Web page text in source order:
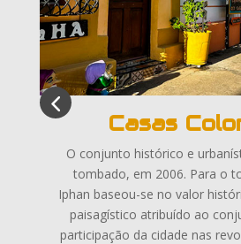
Casas
O conjunto histórico e
tombado, em 2006. Para o
Iphan baseou-se no valor
paisagístico atribuído ao
participação da cidade nas